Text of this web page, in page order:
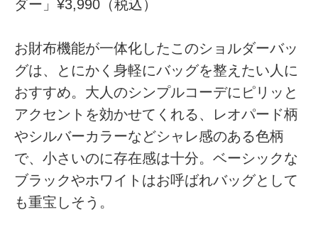
ダー」¥3,990（税込）
お財布機能が一体化したこのショルダーバッ
グは、とにかく身軽にバッグを整えたい人に
おすすめ。大人のシンプルコーデにピリッと
アクセントを効かせてくれる、レオパード柄
やシルバーカラーなどシャレ感のある色柄
で、小さいのに存在感は十分。ベーシックな
ブラックやホワイトはお呼ばれバッグとして
も重宝しそう。